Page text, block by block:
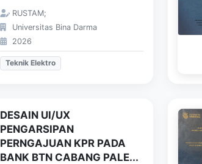
RUSTAM;
Universitas Bina Darma
2026
Teknik Elektro
DESAIN UI/UX
PENGARSIPAN
PERNGAJUAN KPR PADA
BANK BTN CABANG PALE...